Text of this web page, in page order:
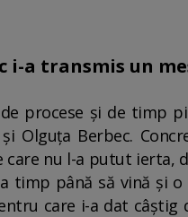
i-a transmis un
procese și de timp
și Olguța Berbec.
care nu l-a putut ierta,
timp până să vină și
care i-a dat câștig